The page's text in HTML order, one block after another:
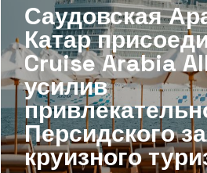
Саудовская
Катар
Cruise Arabia
усилив
Персидского
круизного